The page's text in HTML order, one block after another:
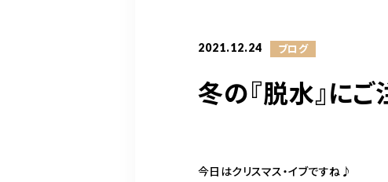
2021.12.24 ブログ
冬の『脱水』にご
今日はクリスマス・イブですね♪